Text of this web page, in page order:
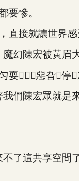
慘。
接就讓世界感
陳宏被黃眉大
耍惡旮停
們陳宏眾就是
了這共享空間